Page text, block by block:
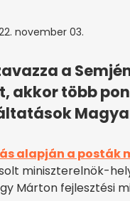
november 03.
a
több
alapján a posták
miniszterelnök-
Márton fejlesztési